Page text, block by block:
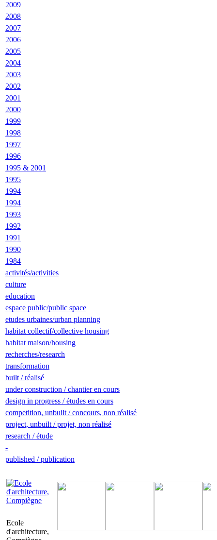
2009
2008
2007
2006
2005
2004
2003
2002
2001
2000
1999
1998
1997
1996
1995 & 2001
1995
1994
1994
1993
1992
1991
1990
1984
activités/activities
culture
education
espace public/public space
etudes urbaines/urban planning
habitat collectif/collective housing
habitat maison/housing
recherches/research
transformation
built / réalisé
under construction / chantier en cours
design in progress / études en cours
competition, unbuilt / concours, non réalisé
project, unbuilt / projet, non réalisé
research / étude
-
published / publication
Ecole
d'architecture,